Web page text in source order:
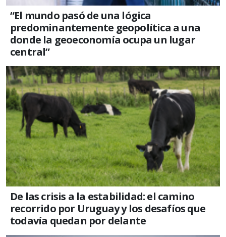
“El mundo pasó de una lógica
predominantemente geopolítica a una
donde la geoeconomía ocupa un lugar
central”
De las crisis a la estabilidad: el camino
recorrido por Uruguay y los desafíos que
todavía quedan por delante